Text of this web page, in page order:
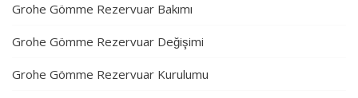
Grohe Gömme Rezervuar Bakımı
Grohe Gömme Rezervuar Değişimi
Grohe Gömme Rezervuar Kurulumu